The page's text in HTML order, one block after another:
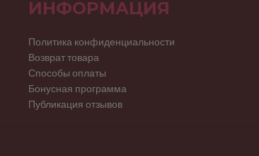
ИНФОРМАЦИЯ
Политика конфиденциальности
Возврат товара
Способы оплаты
Бонусная программа
Публикация отзывов